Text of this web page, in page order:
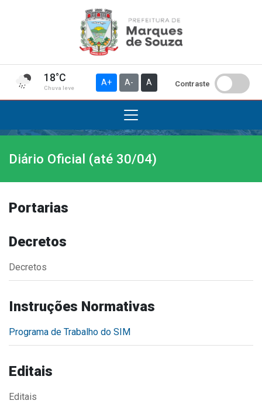
18°C
Chuva leve
A+ A- A Contraste
Institucional
A Prefeitura
Gabinete do Prefeito
História do Município
Secretarias
Agricultura e Meio Ambiente
Assistência Social
Diário Oficial (até 30/04)
Portarias
Decretos
Decretos
Instruções Normativas
Programa de Trabalho do SIM
Editais
Editais